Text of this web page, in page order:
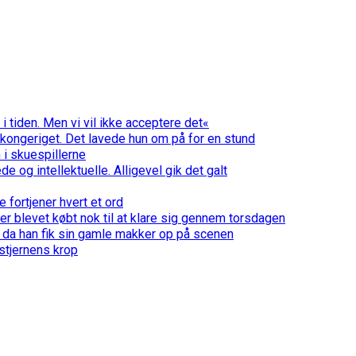
tiden. Men vi vil ikke acceptere det«
Det lavede hun om på for en stund
i skuespillerne
og intellektuelle. Alligevel gik det galt
fortjener hvert et ord
blevet købt nok til at klare sig gennem torsdagen
han fik sin gamle makker op på scenen
krop